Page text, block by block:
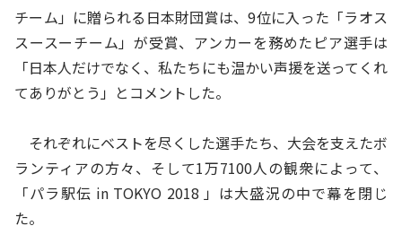
チーム」に贈られる日本財団賞は、9位に入った「ラオス
スースーチーム」が受賞、アンカーを務めたピア選手は
「日本人だけでなく、私たちにも温かい声援を送ってくれ
てありがとう」とコメントした。
それぞれにベストを尽くした選手たち、大会を支えたボ
ランティアの方々、そして1万7100人の観衆によって、
「パラ駅伝 in TOKYO 2018 」は大盛況の中で幕を閉じ
た。